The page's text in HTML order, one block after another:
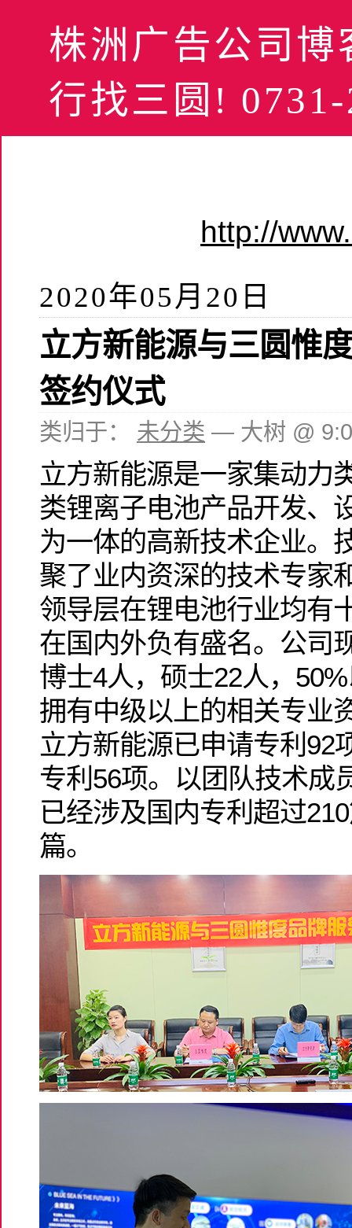
株洲广告公司
行找三圆!
http://
2020年05月20日
立方新能源与三圆惟
签约仪式
类归于： 未分类 — 大树 @
立方新能源是一家集动力
类锂离子电池产品开发、
为一体的高新技术企业。
聚了业内资深的技术专家
领导层在锂电池行业均有
在国内外负有盛名。公司
博士4人，硕士22人，
拥有中级以上的相关专业
立方新能源已申请专利92
专利56项。以团队技术成
已经涉及国内专利超过
篇。